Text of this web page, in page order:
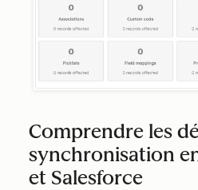
Comprendre les
synchronisation
et Salesforce